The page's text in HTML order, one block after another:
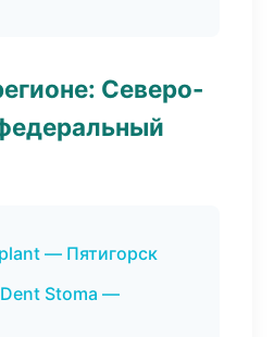
Северо-
— Пятигорск
Stoma —